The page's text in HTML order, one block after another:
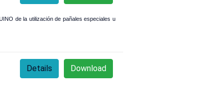
de la utilización de pañales especiales u
Download
Details